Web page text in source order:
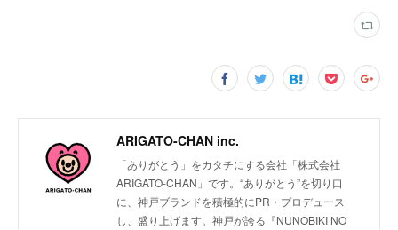
ARIGATO-CHAN inc.
「ありがとう」をカタチにする会社「株式会社
ARIGATO-CHAN」です。“ありがとう”を切り口
に、神戸ブランドを積極的にPR・プロデュース
し、盛り上げます。神戸が誇る『NUNOBIKI NO